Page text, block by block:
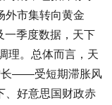
外市集转向黄金
一季度数据，天下
理。总体而言，天
长——受短期滞胀风
、好意思国财政赤